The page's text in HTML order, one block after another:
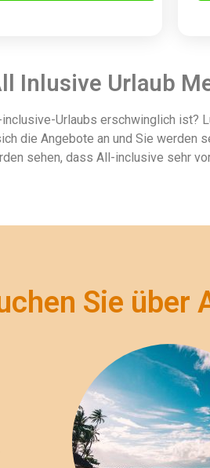
Inlusive Urlaub
Urlaubs erschwinglich ist?
die Angebote an und Sie werden
sehen, dass All-inclusive sehr
Sie über